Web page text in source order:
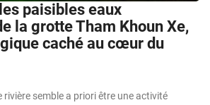
paisibles eaux
la grotte Tham Khoun Xe,
caché au cœur du
rivière semble a priori être une activité